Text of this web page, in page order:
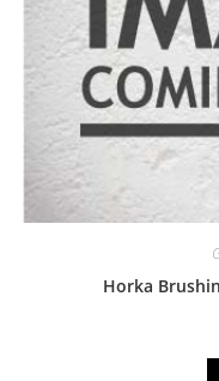
Horka